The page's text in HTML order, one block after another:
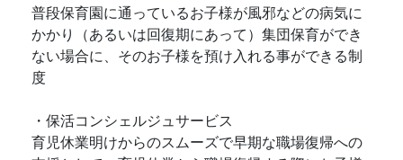
普段保育園に通っているお子様が風邪などの病気に
かかり（あるいは回復期にあって）集団保育ができ
ない場合に、そのお子様を預け入れる事ができる制
度
・保活コンシェルジュサービス
育児休業明けからのスムーズで早期な職場復帰への